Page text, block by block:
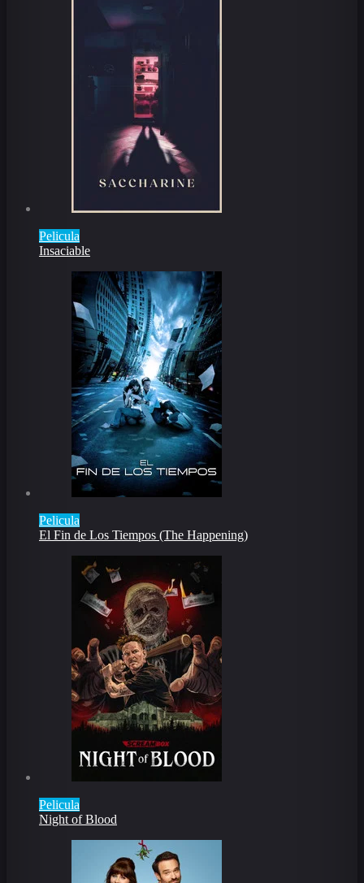
Pelicula
Insaciable
Pelicula
El Fin de Los Tiempos (The Happening)
Pelicula
Night of Blood